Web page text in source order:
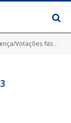
Votações Nominais